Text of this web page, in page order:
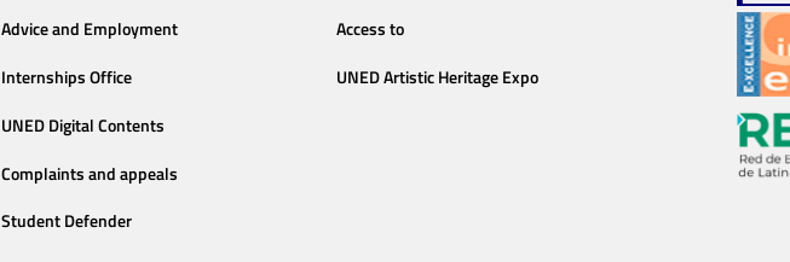
Advice and Employment
Internships Office
UNED Digital Contents
Complaints and appeals
Student Defender
Access to
UNED Artistic Heritage Expo